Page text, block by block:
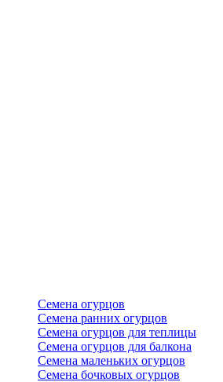
Семена огурцов
Семена ранних огурцов
Семена огурцов для теплицы
Семена огурцов для балкона
Семена маленьких огурцов
Семена бочковых огурцов